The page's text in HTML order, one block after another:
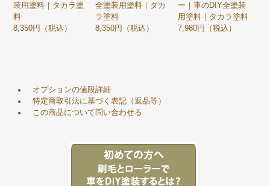
装用塗料｜タカラ塗
料
8,350円（税込）
全塗装用塗料｜タカ
ラ塗料
8,350円（税込）
ー｜車のDIY全塗装
用塗料｜タカラ塗料
7,980円（税込）
オプションの値段詳細
特定商取引法に基づく表記（返品等）
この商品について問い合わせる